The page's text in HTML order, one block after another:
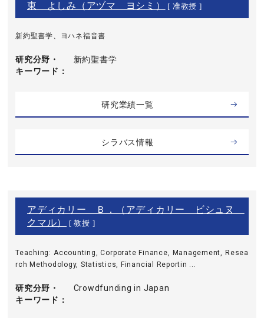
東 よしみ（アヅマ ヨシミ） [ 准教授 ]
新約聖書学、ヨハネ福音書
研究分野・
キーワード
新約聖書学
研究業績一覧
シラバス情報
アディカリー Ｂ．（アディカリー ビシュヌ
クマル）
[ 教授 ]
Teaching: Accounting, Corporate Finance, Management, Resea
rch Methodology, Statistics, Financial Reportin ...
研究分野・
キーワード
Crowdfunding in Japan